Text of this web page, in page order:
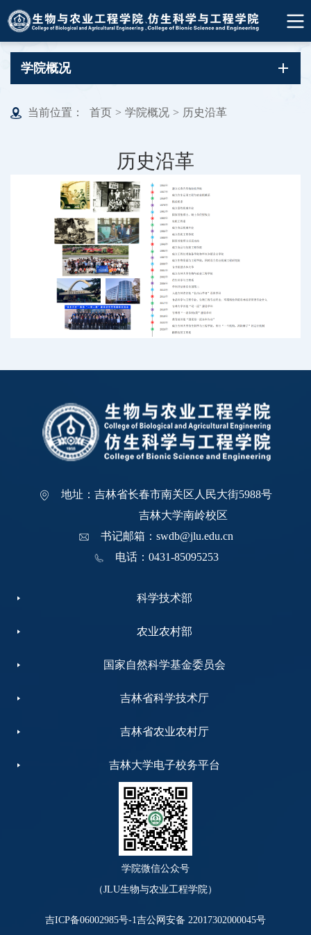
学院概况
当前位置： 首页 > 学院概况 > 历史沿革
历史沿革
地址：吉林省长春市南关区人民大街5988号
吉林大学南岭校区
书记邮箱：swdb@jlu.edu.cn
电话：0431-85095253
科学技术部
农业农村部
国家自然科学基金委员会
吉林省科学技术厅
吉林省农业农村厅
吉林大学电子校务平台
学院微信公众号
（JLU生物与农业工程学院）
吉ICP备06002985号-1吉公网安备 22017302000045号